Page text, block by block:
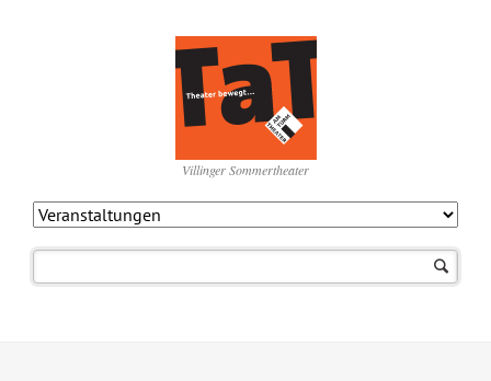
Villinger Sommertheater